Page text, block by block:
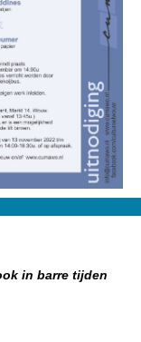
in barre tijden